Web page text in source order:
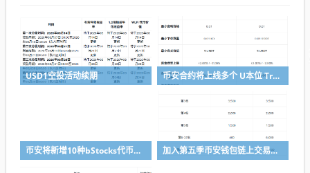
USD1空投活动续期 币安合约将上线多个 U本位 TradFi 永续合约
币安将新增10种bStocks代币化证券作为抵押资产 加入第五季币安钱包链上交易体验赛，瓜分50,000 美元等值奖励